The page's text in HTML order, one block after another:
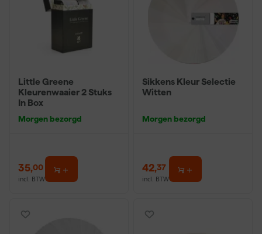
Little Greene
Kleurenwaaier 2 Stuks
In Box
Morgen bezorgd
35,00
incl. BTW
Sikkens Kleur Selectie
Witten
Morgen bezorgd
42,37
incl. BTW